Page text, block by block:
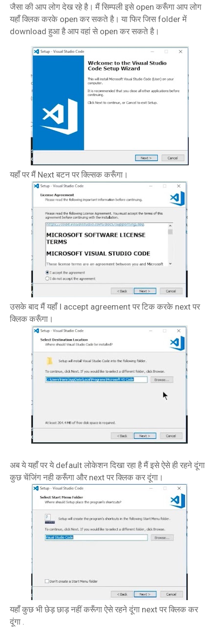
जैसा की आप लोग देख रहे है। मैं सिम्पली इसे open करूँगा आप लोग
यहाँ क्लिक करके open कर सकते है। या फिर जिस folder में
download हुआ है आप वहां से open कर सकते है।
यहाँ पर मैं Next बटन पर क्ल्सिक करूँगा।
उसके बाद मैं यहाँ I accept agreement पर टिक करके next पर
क्लिक करूँगा।
अब ये यहाँ पर ये default लोकेशन दिखा रहा है मैं इसे ऐसे ही रहने दूंगा
कुछ चेंजिंग नही करूँगा और next पर क्लिक कर दूंगा।
यहाँ कुछ भी छेड़ छाड़ नहीं करूँगा ऐसे रहने दूंगा next पर क्लिक कर
दूंगा .